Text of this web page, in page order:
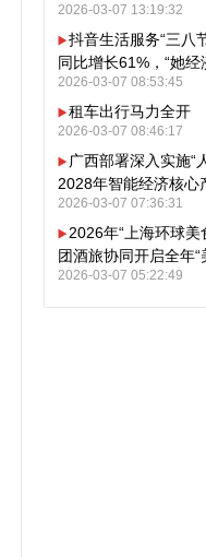
2026-03-07 13:19:32
抖音生活服务“三八
同比增长61%，“她经
2026-03-07 08:53:45
租车出行马力全开
2026-03-07 08:46:17
广西部署深入实施“
2028年智能经济核心
2026-03-07 07:36:31
2026年“上海环球
团酒旅协同开启全年“
2026-03-07 05:22:49